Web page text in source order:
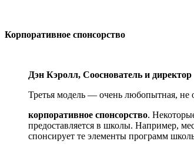
Корпоративное спонсорство
Дэн Кэролл, Сооснователь и
Третья модель — очень любопытная, не
корпоративное спонсорство.
предоставляется в школы. Например,
спонсирует те элементы программ